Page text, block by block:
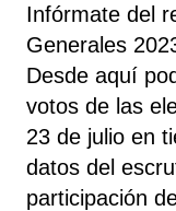
Infórmate del
Generales
Desde aquí
votos de las
23 de julio en
datos del
participación